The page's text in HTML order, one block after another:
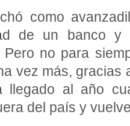
como
de un banco y
Pero no para
vez más, gracias
llegado al año
del país y